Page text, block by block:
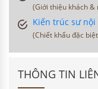
(Giới thiệu khách &
Kiến trúc sư
(Chiết khấu đặc
THÔNG TIN